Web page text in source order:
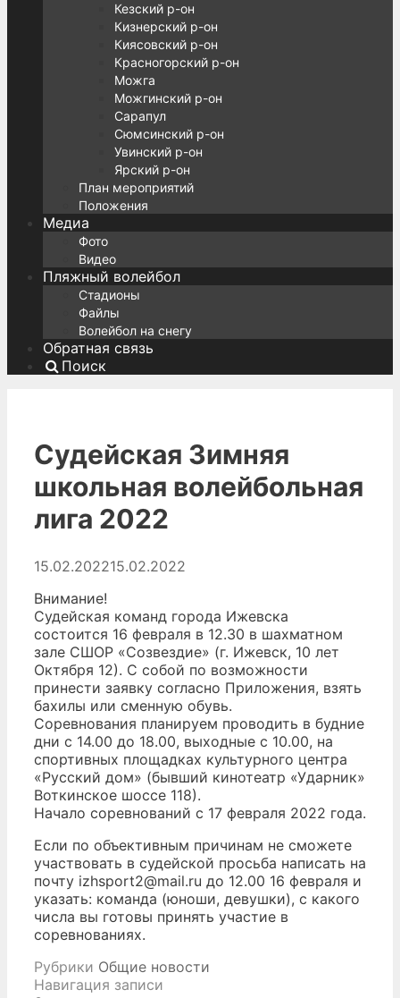
Кезский р-он
Кизнерский р-он
Киясовский р-он
Красногорский р-он
Можга
Можгинский р-он
Сарапул
Сюмсинский р-он
Увинский р-он
Ярский р-он
План мероприятий
Положения
Медиа
Фото
Видео
Пляжный волейбол
Стадионы
Файлы
Волейбол на снегу
Обратная связь
Поиск
Судейская Зимняя
школьная волейбольная
лига 2022
15.02.202215.02.2022
Внимание!
Судейская команд города Ижевска
состоится 16 февраля в 12.30 в шахматном
зале СШОР «Созвездие» (г. Ижевск, 10 лет
Октября 12). С собой по возможности
принести заявку согласно Приложения, взять
бахилы или сменную обувь.
Соревнования планируем проводить в будние
дни с 14.00 до 18.00, выходные с 10.00, на
спортивных площадках культурного центра
«Русский дом» (бывший кинотеатр «Ударник»
Воткинское шоссе 118).
Начало соревнований с 17 февраля 2022 года.
Если по объективным причинам не сможете
участвовать в судейской просьба написать на
почту izhsport2@mail.ru до 12.00 16 февраля и
указать: команда (юноши, девушки), с какого
числа вы готовы принять участие в
соревнованиях.
Рубрики Общие новости
Навигация записи